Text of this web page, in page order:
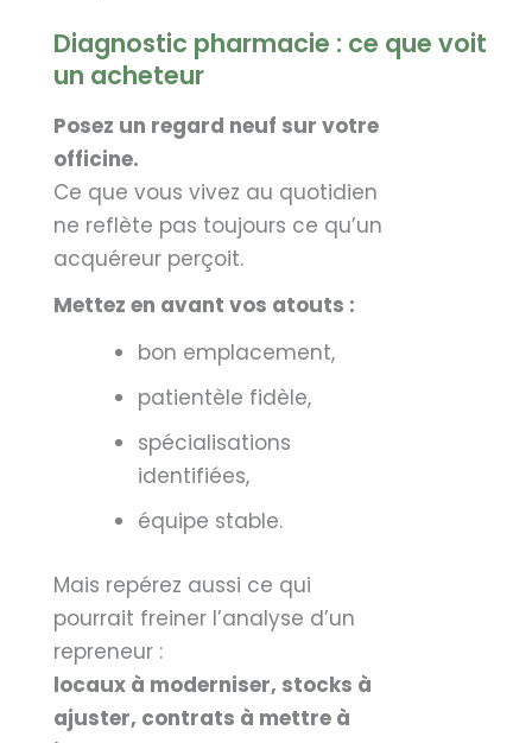
Diagnostic pharmacie : ce que voit
un acheteur
Posez un regard neuf sur votre
officine.
Ce que vous vivez au quotidien
ne reflète pas toujours ce qu’un
acquéreur perçoit.
Mettez en avant vos atouts :
bon emplacement,
patientèle fidèle,
spécialisations
identifiées,
équipe stable.
Mais repérez aussi ce qui
pourrait freiner l’analyse d’un
repreneur :
locaux à moderniser, stocks à
ajuster, contrats à mettre à